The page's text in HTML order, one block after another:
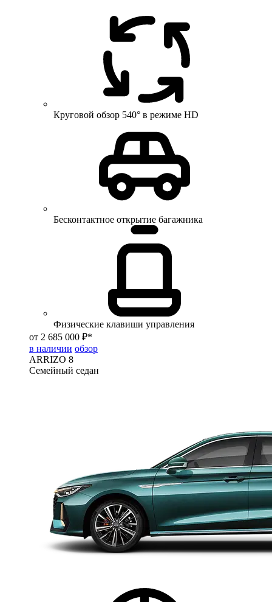
Круговой обзор 540° в режиме HD
Бесконтактное открытие багажника
Физические клавиши управления
от 2 685 000 ₽*
в наличии обзор
ARRIZO 8
Семейный седан